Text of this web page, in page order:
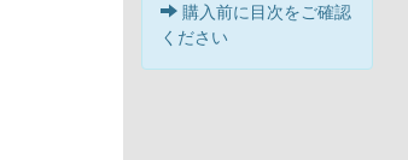
購入前に目次をご確認
ください